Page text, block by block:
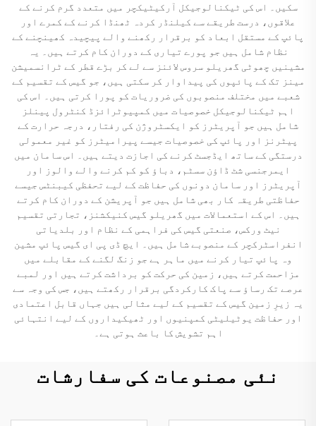
سکیں۔ اس کی ٹیکنالوجیکل آرکیٹیکچر میں متعدد گرم کرنے کے
علاقوں، درست طریقے سے کیلنڈر کردہ ٹھنڈا کرنے کے کمرے اور
پائپ کے مستقل ابعاد کو برقرار رکھنے والے پیچیدہ کھینچنے کے
نظام شامل ہیں جو پورے تیاری کے دوران کام کرتے ہیں۔ یہ
مشینیں چھوٹی گھریلو سروس لائنز سے لے کر بڑے قطر کے ٹرانسمیشن
مینز تک کے پائپوں کی پیداوار کر سکتی ہیں، جو گیس کے تقسیم کے
شعبے میں مختلف منصوبوں کی ضروریات کو پورا کرتی ہیں۔ اس کی
اہم ٹیکنالوجیکل خصوصیات میں کمپیوٹرائزڈ کنٹرول پینلز
شامل ہیں جو آپریٹرز کو ایکسٹروژن کی رفتار، درجہ حرارت کے
پیٹرنز اور پائپ کی خصوصیات جیسے پیرامیٹرز کو غیر معمولی
درستگی کے ساتھ ایڈجسٹ کرنے کی اجازت دیتے ہیں۔ اس سامان میں
ایمرجنسی شٹ ڈاؤن سسٹم، دباؤ کو کم کرنے والے والوز اور
آپریٹرز اور سامان دونوں کی حفاظت کے لیے تحفظی کیبنٹس جیسے
حفاظتی طریقہ کار بھی شامل ہیں جو آپریشن کے دوران کام کرتے
ہیں۔ اس کے استعمالات میں گھریلو گیس کنیکشنز، تجارتی تقسیم
نیٹ ورکس، صنعتی گیس کی فراہمی کے نظام اور بلدیاتی
انفراسٹرکچر کے منصوبے شامل ہیں۔ ایچ ڈی پی ای گیس پائپ مشین
وہ پائپ تیار کرنے میں ماہر ہے جو زنگ لگنے کے مقابلے میں
مزاحمت کرتے ہیں، زمین کی حرکت کو برداشت کرتے ہیں اور لمبے
عرصے تک رساؤ سے پاک کارکردگی برقرار رکھتے ہیں، جس کی وجہ سے
یہ زیرِ زمین گیس کے تقسیم کے لیے مثالی ہیں جہاں قابل اعتمادی
اور حفاظت یوٹیلیٹی کمپنیوں اور ٹھیکیداروں کے لیے انتہائی
اہم تشویش کا باعث ہوتی ہے۔
نئی مصنوعات کی سفارشات